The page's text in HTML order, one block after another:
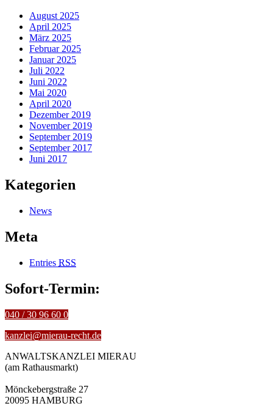
August 2025
April 2025
März 2025
Februar 2025
Januar 2025
Juli 2022
Juni 2022
Mai 2020
April 2020
Dezember 2019
November 2019
September 2019
September 2017
Juni 2017
Kategorien
News
Meta
Entries RSS
Sofort-Termin:
040 / 30 96 60 0
kanzlei@mierau-recht.de
ANWALTSKANZLEI MIERAU
(am Rathausmarkt)
Mönckebergstraße 27
20095 HAMBURG